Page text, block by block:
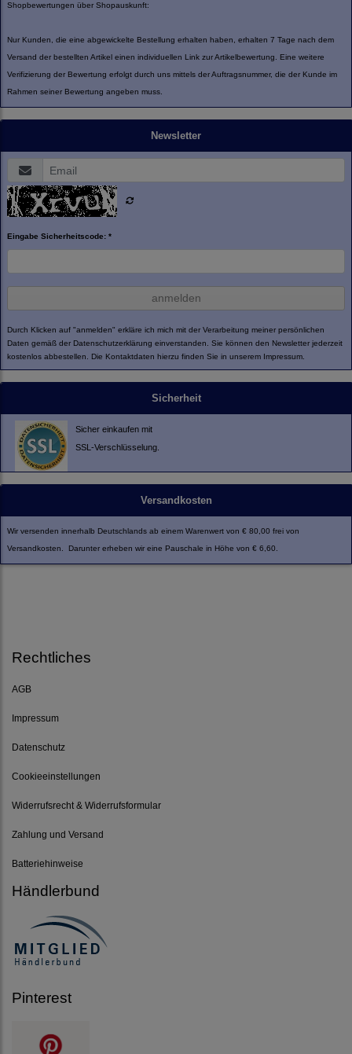
Shopbewertungen über Shopauskunft:
Nur Kunden, die eine abgewickelte Bestellung erhalten haben, erhalten 7 Tage nach dem
Versand der bestellten Artikel einen individuellen Link zur Artikelbewertung. Eine weitere
Verifizierung der Bewertung erfolgt durch uns mittels der Auftragsnummer, die der Kunde im
Rahmen seiner Bewertung angeben muss.
Newsletter
Eingabe Sicherheitscode: *
anmelden
Durch Klicken auf "anmelden" erkläre ich mich mit der Verarbeitung meiner persönlichen
Daten gemäß der Datenschutzerklärung einverstanden. Sie können den Newsletter jederzeit
kostenlos abbestellen. Die Kontaktdaten hierzu finden Sie in unserem Impressum.
Sicherheit
Sicher einkaufen mit
SSL-Verschlüsselung.
Versandkosten
Wir versenden innerhalb Deutschlands ab einem Warenwert von € 80,00 frei von
Versandkosten. Darunter erheben wir eine Pauschale in Höhe von € 6,60.
Rechtliches
AGB
Impressum
Datenschutz
Cookieeinstellungen
Widerrufsrecht & Widerrufsformular
Zahlung und Versand
Batteriehinweise
Händlerbund
Pinterest